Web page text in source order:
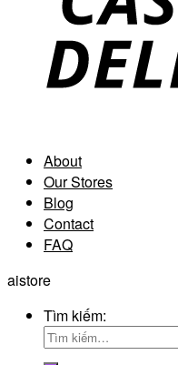
About
Our Stores
Blog
Contact
FAQ
aistore
Tìm kiếm: